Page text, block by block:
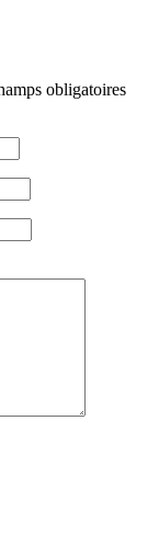
obligatoires